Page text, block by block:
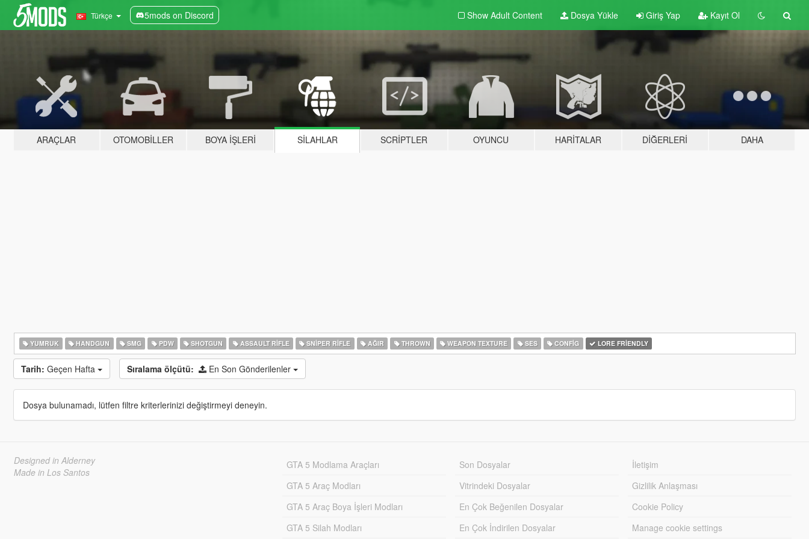
Türkçe 5mods on Discord Show Adult Content Dosya Yükle Giriş Yap Kayıt Ol
ARAÇLAR OTOMOBILLER BOYA İŞLERI SILAHLAR SCRIPTLER OYUNCU HARITALAR DIĞERLERI DAHA
YUMRUK HANDGUN SMG PDW SHOTGUN ASSAULT RIFLE SNIPER RIFLE AĞIR THROWN WEAPON TEXTURE SES CONFIG LORE FRIENDLY
Tarih: Geçen Hafta Sıralama ölçütü: En Son Gönderilenler
Dosya bulunamadı, lütfen filtre kriterlerinizi değiştirmeyi deneyin.
Designed in Alderney
Made in Los Santos
GTA 5 Modlama Araçları
GTA 5 Araç Modları
GTA 5 Araç Boya İşleri Modları
GTA 5 Silah Modları
Son Dosyalar
Vitrindeki Dosyalar
En Çok Beğenilen Dosyalar
En Çok İndirilen Dosyalar
İletişim
Gizlilik Anlaşması
Cookie Policy
Manage cookie settings